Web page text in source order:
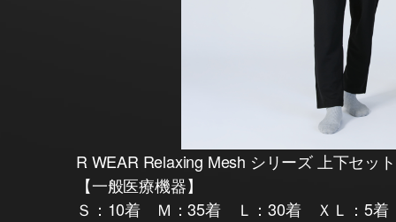
R WEAR Relaxing Mesh シリーズ 上下セット
【一般医療機器】
Ｓ：10着 Ｍ：35着 Ｌ：30着 ＸＬ：5着